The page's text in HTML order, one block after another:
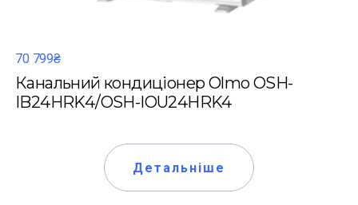
70 799₴
Канальний кондиціонер Olmo OSH-
IB24HRK4/OSH-IOU24HRK4
Детальніше